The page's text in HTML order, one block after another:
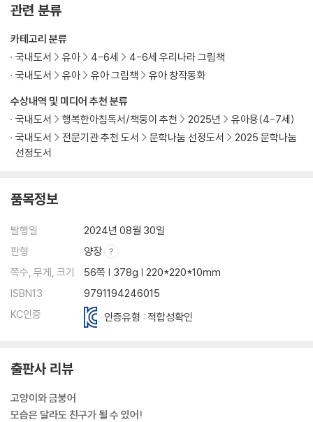
관련 분류
수상내역 및 미디어 추천 분류
국내도서
행복한아침독서/책둥이 추천 2025년
유아용(4-7세)
국내도서
전문기관 추천 도서 문학나눔 선정도서
2025 문학나눔
선정도서
카테고리 분류
국내도서
유아 4-6세
4-6세 우리나라 그림책
국내도서
유아 유아 그림책 유아 창작동화
품목정보
발행일
2024년 08월 30일
판형
양장
쪽수, 무게, 크기
56쪽 | 378g | 220*220*10mm
ISBN13
9791194246015
KC인증
인증유형 : 적합성확인
출판사 리뷰
고양이와 금붕어
모습은 달라도 친구가 될 수 있어!